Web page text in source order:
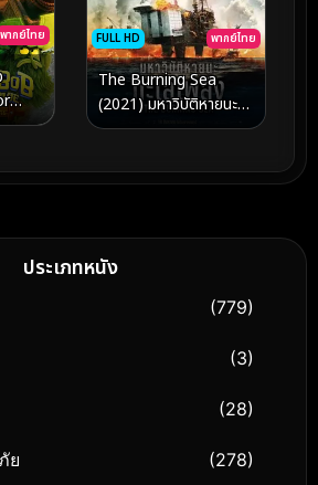
พากย์ไทย
ะ ส
FULL HD พากย์ไทย
The Burning Sea
(2021) มหาวิบัติหายนะ
ทะเลเพลิง
ประเภทหนัง
(779)
(3)
(28)
ย (278)